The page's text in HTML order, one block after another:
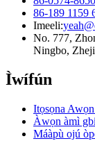
86-189 1159
Imeeli:
No. 777,
Ningbo,
Ìwífún
Itọsọna
Àwọn àmì
Máàpù ojú